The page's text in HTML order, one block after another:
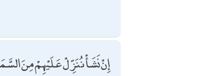
إِنْ نَشَأْ نُنَزِّلْ عَلَيْهِمْ مِنَ